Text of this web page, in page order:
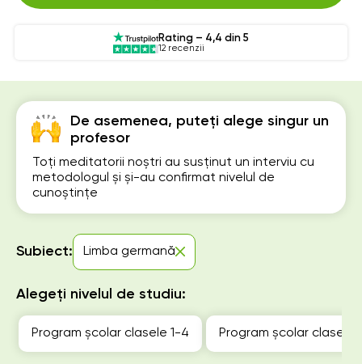
De asemenea, puteți alege singur un
profesor
Toți meditatorii noștri au susținut un interviu cu
metodologul și și-au confirmat nivelul de
cunoștințe
Subiect: Limba germană
Alegeți nivelul de studiu:
Program școlar clasele 1-4 Program școlar clasele
Rating – 4,4 din 5
12 recenzii